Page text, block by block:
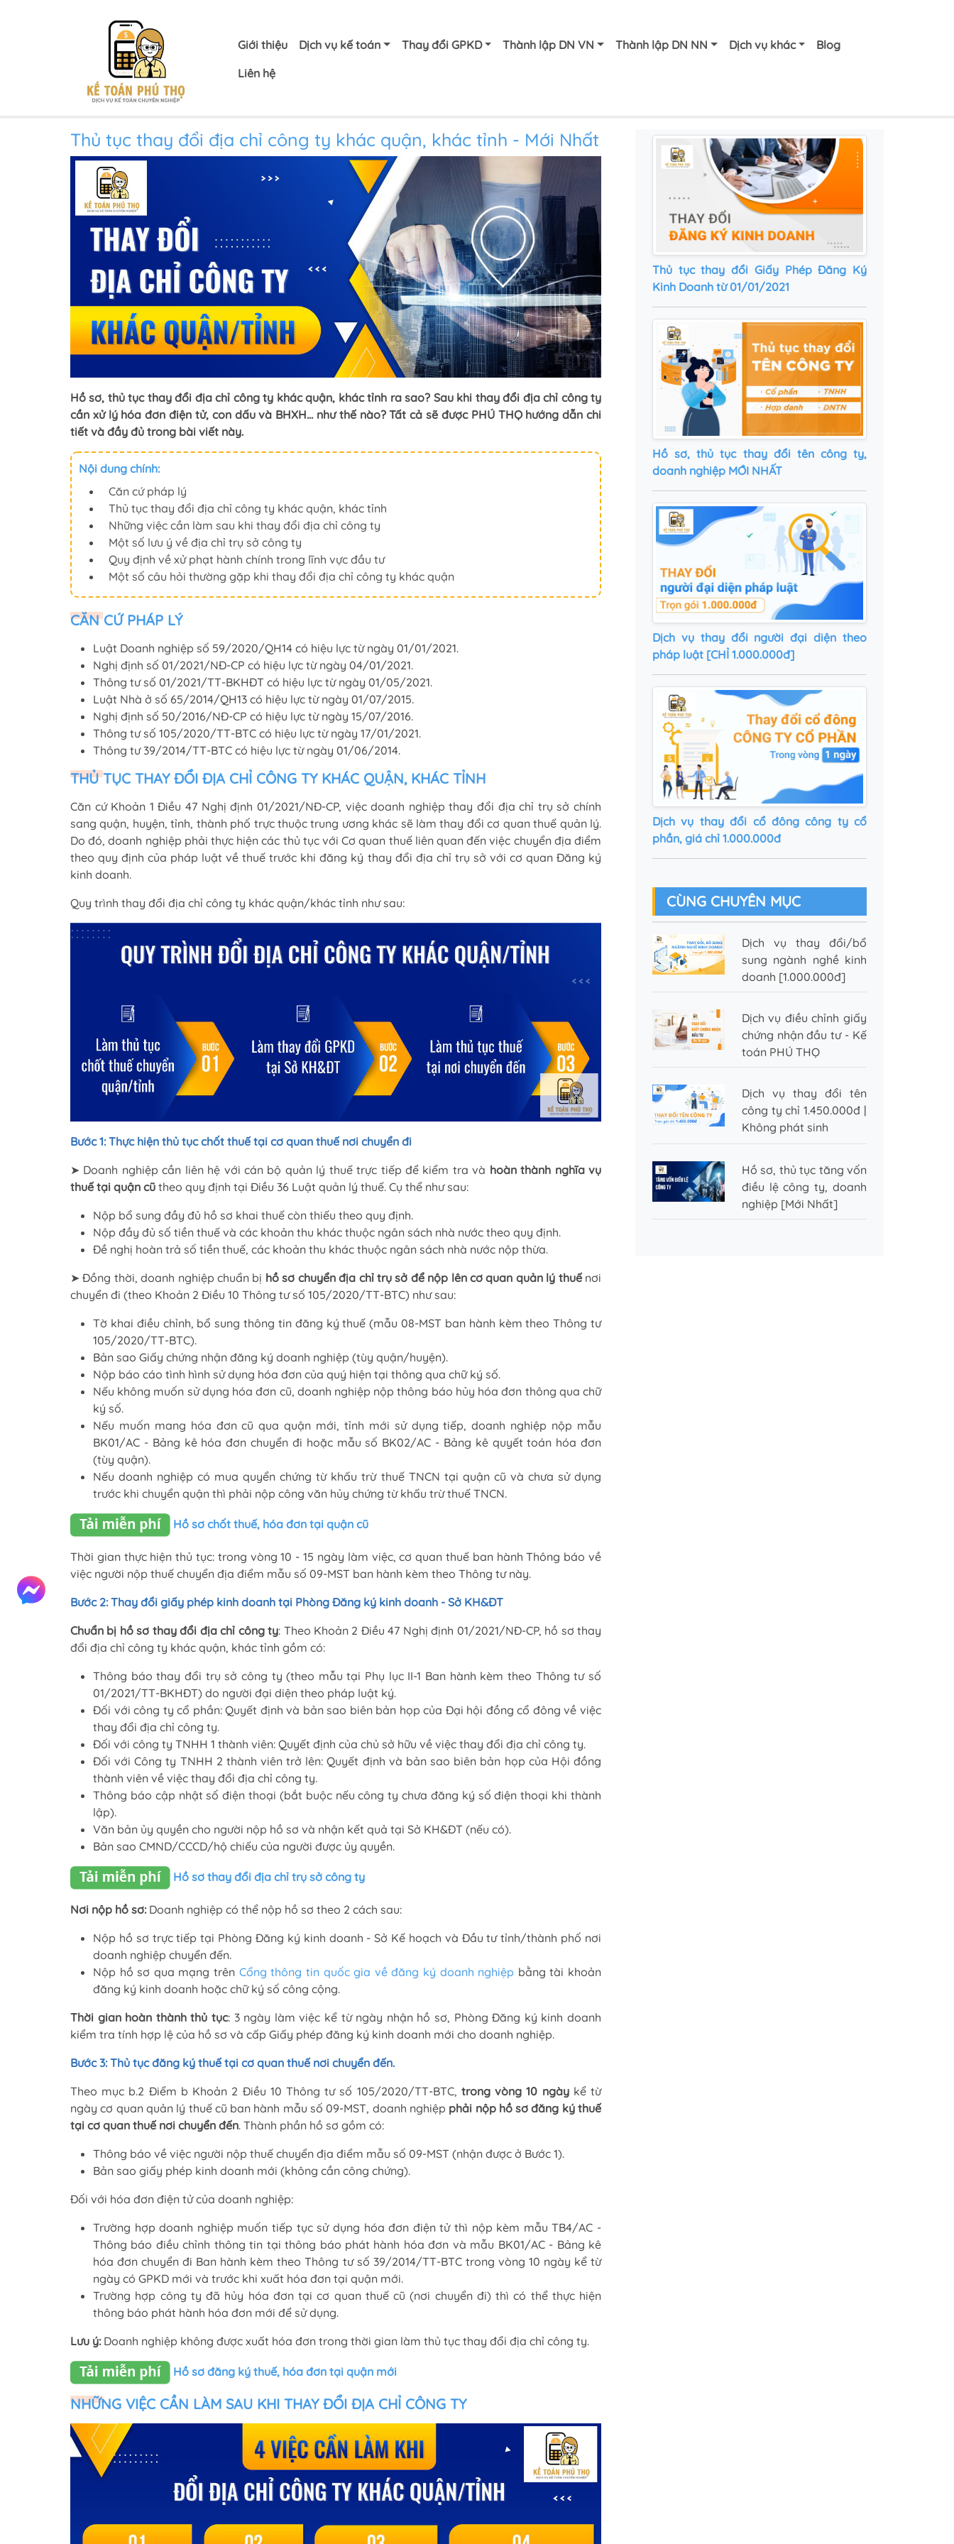
Giới thiệu Dịch vụ kế toán Thay đổi GPKD Thành lập DN VN Thành lập DN NN Dịch vụ khác
Blog
Liên hệ
Thủ tục thay đổi địa chỉ công ty khác quận, khác tỉnh - Mới Nhất
Hồ sơ, thủ tục thay đổi địa chỉ công ty khác quận, khác tỉnh ra sao? Sau khi thay đổi địa chỉ công ty
cần xử lý hóa đơn điện tử, con dấu và BHXH... như thế nào? Tất cả sẽ được PHÚ THỌ hướng dẫn chi
tiết và đầy đủ trong bài viết này.
Nội dung chính:
Căn cứ pháp lý
Thủ tục thay đổi địa chỉ công ty khác quận, khác tỉnh
Những việc cần làm sau khi thay đổi địa chỉ công ty
Một số lưu ý về địa chỉ trụ sở công ty
Quy định về xử phạt hành chính trong lĩnh vực đầu tư
Một số câu hỏi thường gặp khi thay đổi địa chỉ công ty khác quận
CĂN CỨ PHÁP LÝ
Luật Doanh nghiệp số 59/2020/QH14 có hiệu lực từ ngày 01/01/2021.
Nghị định số 01/2021/NĐ-CP có hiệu lực từ ngày 04/01/2021.
Thông tư số 01/2021/TT-BKHĐT có hiệu lực từ ngày 01/05/2021.
Luật Nhà ở số 65/2014/QH13 có hiệu lực từ ngày 01/07/2015.
Nghị định số 50/2016/NĐ-CP có hiệu lực từ ngày 15/07/2016.
Thông tư số 105/2020/TT-BTC có hiệu lực từ ngày 17/01/2021.
Thông tư 39/2014/TT-BTC có hiệu lực từ ngày 01/06/2014.
THỦ TỤC THAY ĐỔI ĐỊA CHỈ CÔNG TY KHÁC QUẬN, KHÁC TỈNH
Căn cứ Khoản 1 Điều 47 Nghị định 01/2021/NĐ-CP, việc doanh nghiệp thay đổi địa chỉ trụ sở chính
sang quận, huyện, tỉnh, thành phố trực thuộc trung ương khác sẽ làm thay đổi cơ quan thuế quản lý.
Do đó, doanh nghiệp phải thực hiện các thủ tục với Cơ quan thuế liên quan đến việc chuyển địa điểm
theo quy định của pháp luật về thuế trước khi đăng ký thay đổi địa chỉ trụ sở với cơ quan Đăng ký
kinh doanh.
Quy trình thay đổi địa chỉ công ty khác quận/khác tỉnh như sau:
Bước 1: Thực hiện thủ tục chốt thuế tại cơ quan thuế nơi chuyển đi
➤ Doanh nghiệp cần liên hệ với cán bộ quản lý thuế trực tiếp để kiểm tra và hoàn thành nghĩa vụ
thuế tại quận cũ theo quy định tại Điều 36 Luật quản lý thuế. Cụ thể như sau:
Nộp bổ sung đầy đủ hồ sơ khai thuế còn thiếu theo quy định.
Nộp đầy đủ số tiền thuế và các khoản thu khác thuộc ngân sách nhà nước theo quy định.
Đề nghị hoàn trả số tiền thuế, các khoản thu khác thuộc ngân sách nhà nước nộp thừa.
➤ Đồng thời, doanh nghiệp chuẩn bị hồ sơ chuyển địa chỉ trụ sở để nộp lên cơ quan quản lý thuếnơi
chuyển đi (theo Khoản 2 Điều 10 Thông tư số 105/2020/TT-BTC) như sau:
Tờ khai điều chỉnh, bổ sung thông tin đăng ký thuế (mẫu 08-MST ban hành kèm theo Thông tư
105/2020/TT-BTC).
Bản sao Giấy chứng nhận đăng ký doanh nghiệp (tùy quận/huyện).
Nộp báo cáo tình hình sử dụng hóa đơn của quý hiện tại thông qua chữ ký số.
Nếu không muốn sử dụng hóa đơn cũ, doanh nghiệp nộp thông báo hủy hóa đơn thông qua chữ
ký số.
Nếu muốn mang hóa đơn cũ qua quận mới, tỉnh mới sử dụng tiếp, doanh nghiệp nộp mẫu
BK01/AC - Bảng kê hóa đơn chuyển đi hoặc mẫu số BK02/AC - Bảng kê quyết toán hóa đơn
(tùy quận).
Nếu doanh nghiệp có mua quyển chứng từ khấu trừ thuế TNCN tại quận cũ và chưa sử dụng
trước khi chuyển quận thì phải nộp công văn hủy chứng từ khấu trừ thuế TNCN.
Hồ sơ chốt thuế, hóa đơn tại quận cũ
Thời gian thực hiện thủ tục: trong vòng 10 - 15 ngày làm việc, cơ quan thuế ban hành Thông báo về
việc người nộp thuế chuyển địa điểm mẫu số 09-MST ban hành kèm theo Thông tư này.
Bước 2: Thay đổi giấy phép kinh doanh tại Phòng Đăng ký kinh doanh - Sở KH&ĐT
Chuẩn bị hồ sơ thay đổi địa chỉ công ty: Theo Khoản 2 Điều 47 Nghị định 01/2021/NĐ-CP, hồ sơ thay
đổi địa chỉ công ty khác quận, khác tỉnh gồm có:
Thông báo thay đổi trụ sở công ty (theo mẫu tại Phụ lục II-1 Ban hành kèm theo Thông tư số
01/2021/TT-BKHĐT) do người đại diện theo pháp luật ký.
Đối với công ty cổ phần: Quyết định và bản sao biên bản họp của Đại hội đồng cổ đông về việc
thay đổi địa chỉ công ty.
Đối với công ty TNHH 1 thành viên: Quyết định của chủ sở hữu về việc thay đổi địa chỉ công ty.
Đối với Công ty TNHH 2 thành viên trở lên: Quyết định và bản sao biên bản họp của Hội đồng
thành viên về việc thay đổi địa chỉ công ty.
Thông báo cập nhật số điện thoại (bắt buộc nếu công ty chưa đăng ký số điện thoại khi thành
lập).
Văn bản ủy quyền cho người nộp hồ sơ và nhận kết quả tại Sở KH&ĐT (nếu có).
Bản sao CMND/CCCD/hộ chiếu của người được ủy quyền.
Hồ sơ thay đổi địa chỉ trụ sở công ty
Nơi nộp hồ sơ: Doanh nghiệp có thể nộp hồ sơ theo 2 cách sau:
Nộp hồ sơ trực tiếp tại Phòng Đăng ký kinh doanh - Sở Kế hoạch và Đầu tư tỉnh/thành phố nơi
doanh nghiệp chuyển đến.
Nộp hồ sơ qua mạng trên Cổng thông tin quốc gia về đăng ký doanh nghiệp bằng tài khoản
đăng ký kinh doanh hoặc chữ ký số công cộng.
Thời gian hoàn thành thủ tục: 3 ngày làm việc kể từ ngày nhận hồ sơ, Phòng Đăng ký kinh doanh
kiểm tra tính hợp lệ của hồ sơ và cấp Giấy phép đăng ký kinh doanh mới cho doanh nghiệp.
Bước 3: Thủ tục đăng ký thuế tại cơ quan thuế nơi chuyển đến.
Theo mục b.2 Điểm b Khoản 2 Điều 10 Thông tư số 105/2020/TT-BTC, trong vòng 10 ngàykể từ
ngày cơ quan quản lý thuế cũ ban hành mẫu số 09-MST, doanh nghiệp phải nộp hồ sơ đăng ký thuế
tại cơ quan thuế nơi chuyển đến. Thành phần hồ sơ gồm có:
Thông báo về việc người nộp thuế chuyển địa điểm mẫu số 09-MST (nhận được ở Bước 1).
Bản sao giấy phép kinh doanh mới (không cần công chứng).
Đối với hóa đơn điện tử của doanh nghiệp:
Trường hợp doanh nghiệp muốn tiếp tục sử dụng hóa đơn điện tử thì nộp kèm mẫu TB4/AC -
Thông báo điều chỉnh thông tin tại thông báo phát hành hóa đơn và mẫu BK01/AC - Bảng kê
hóa đơn chuyển đi Ban hành kèm theo Thông tư số 39/2014/TT-BTC trong vòng 10 ngày kể từ
ngày có GPKD mới và trước khi xuất hóa đơn tại quận mới.
Trường hợp công ty đã hủy hóa đơn tại cơ quan thuế cũ (nơi chuyển đi) thì có thể thực hiện
thông báo phát hành hóa đơn mới để sử dụng.
Lưu ý: Doanh nghiệp không được xuất hóa đơn trong thời gian làm thủ tục thay đổi địa chỉ công ty.
Hồ sơ đăng ký thuế, hóa đơn tại quận mới
NHỮNG VIỆC CẦN LÀM SAU KHI THAY ĐỔI ĐỊA CHỈ CÔNG TY
Thủ tục thay đổi Giấy Phép Đăng Ký
Kinh Doanh từ 01/01/2021
Hồ sơ, thủ tục thay đổi tên công ty,
doanh nghiệp MỚI NHẤT
Dịch vụ thay đổi người đại diện theo
pháp luật [CHỈ 1.000.000đ]
Dịch vụ thay đổi cổ đông công ty cổ
phần, giá chỉ 1.000.000đ
CÙNG CHUYÊN MỤC
Dịch vụ thay đổi/bổ
sung ngành nghề kinh
doanh [1.000.000đ]
Dịch vụ điều chỉnh giấy
chứng nhận đầu tư - Kế
toán PHÚ THỌ
Dịch vụ thay đổi tên
công ty chỉ 1.450.000đ |
Không phát sinh
Hồ sơ, thủ tục tăng vốn
điều lệ công ty, doanh
nghiệp [Mới Nhất]